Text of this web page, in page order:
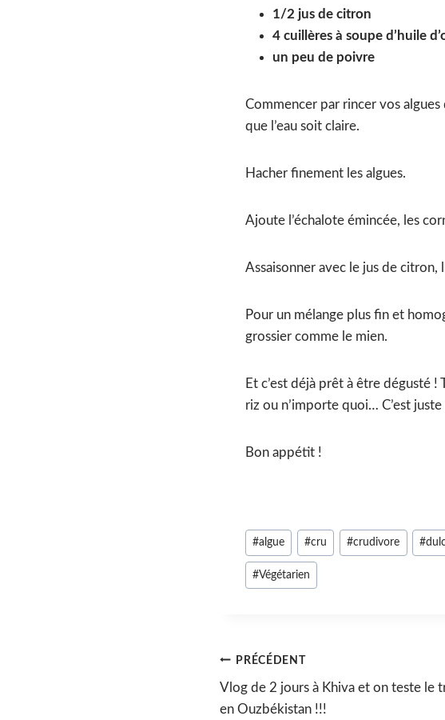
1/2 jus de citron
4 cuillères à soupe d’huile
un peu de poivre
Commencer par rincer vos algues
que l’eau soit claire.
Hacher finement les algues.
Ajoute l’échalote émincée, les
Assaisonner avec le jus de citron,
Pour un mélange plus fin et
grossier comme le mien.
Et c’est déjà prêt à être dégusté
riz ou n’importe quoi… C’est
Bon appétit !
Étiquettes
de
la
#algue #cru #crudivore #
#Végétarien
Navigation
de
PRÉCÉDENT
Vlog de 2 jours à Khiva et on teste le
en Ouzbékistan !!!